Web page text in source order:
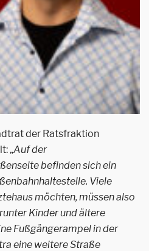
der Ratsfraktion
„Auf der
befinden sich ein
Viele
möchten, müssen also
Kinder und ältere
Fußgängerampel in der
eine weitere Straße